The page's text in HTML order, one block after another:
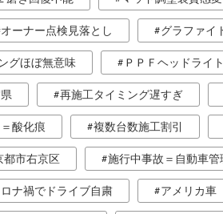
ーナー点検見落とし グラファイ
グほぼ無意味 ＰＰＦヘッドライ
再施工タイミング遅すぎ
酸化痕 複数台数施工割引
都市右京区 施行中事故＝自動車
ナ禍でドライブ自粛 アメリカ車